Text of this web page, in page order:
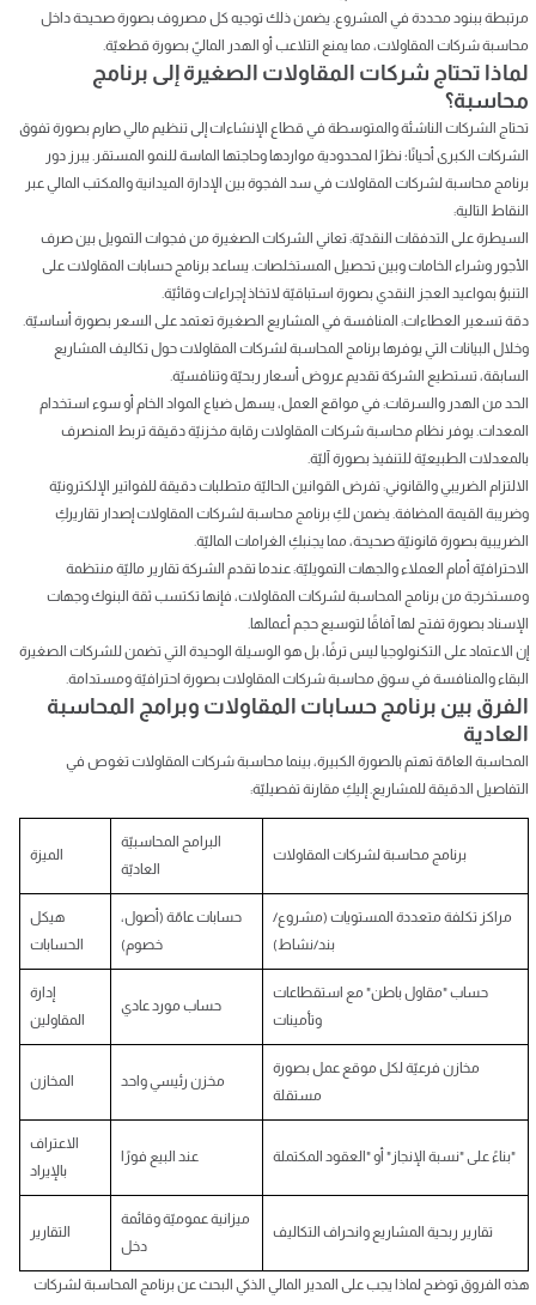
مرتبطة ببنود محددة في المشروع. يضمن ذلك توجيه كل مصروف بصورة صحيحة داخل
محاسبة شركات المقاولات، مما يمنع التلاعب أو الهدر الماليّ بصورة قطعيّة.
لماذا تحتاج شركات المقاولات الصغيرة إلى برنامج
محاسبة؟
تحتاج الشركات الناشئة والمتوسطة في قطاع الإنشاءات إلى تنظيم مالي صارم بصورة تفوق
الشركات الكبرى أحيانًا؛ نظرًا لمحدودية مواردها وحاجتها الماسة للنمو المستقر. يبرز دور
برنامج محاسبة لشركات المقاولات في سد الفجوة بين الإدارة الميدانية والمكتب المالي عبر
النقاط التالية:
السيطرة على التدفقات النقديّة: تعاني الشركات الصغيرة من فجوات التمويل بين صرف
الأجور وشراء الخامات وبين تحصيل المستخلصات. يساعد برنامج حسابات المقاولات على
التنبؤ بمواعيد العجز النقدي بصورة استباقيّة لاتخاذ إجراءات وقائيّة.
دقة تسعير العطاءات: المنافسة في المشاريع الصغيرة تعتمد على السعر بصورة أساسيّة.
وخلال البيانات التي يوفرها برنامج المحاسبة لشركات المقاولات حول تكاليف المشاريع
السابقة، تستطيع الشركة تقديم عروض أسعار ربحيّة وتنافسيّة.
الحد من الهدر والسرقات: في مواقع العمل، يسهل ضياع المواد الخام أو سوء استخدام
المعدات. يوفر نظام محاسبة شركات المقاولات رقابة مخزنيّة دقيقة تربط المنصرف
بالمعدلات الطبيعيّة للتنفيذ بصورة آليّة.
الالتزام الضريبي والقانوني: تفرض القوانين الحاليّة متطلبات دقيقة للفواتير الإلكترونيّة
وضريبة القيمة المضافة. يضمن لكِ برنامج محاسبة لشركات المقاولات إصدار تقاريركِ
الضريبية بصورة قانونيّة صحيحة، مما يجنبكِ الغرامات الماليّة.
الاحترافيّة أمام العملاء والجهات التمويليّة: عندما تقدم الشركة تقارير ماليّة منتظمة
ومستخرجة من برنامج المحاسبة لشركات المقاولات، فإنها تكتسب ثقة البنوك وجهات
الإسناد بصورة تفتح لها آفاقًا لتوسيع حجم أعمالها.
إن الاعتماد على التكنولوجيا ليس ترفًا، بل هو الوسيلة الوحيدة التي تضمن للشركات الصغيرة
البقاء والمنافسة في سوق محاسبة شركات المقاولات بصورة احترافيّة ومستدامة.
الفرق بين برنامج حسابات المقاولات وبرامج المحاسبة
العادية
المحاسبة العامّة تهتم بالصورة الكبيرة، بينما محاسبة شركات المقاولات تغوص في
التفاصيل الدقيقة للمشاريع. إليكِ مقارنة تفصيليّة:
الميزة
البرامج المحاسبيّة
العاديّة
برنامج محاسبة لشركات المقاولات
هيكل
الحسابات
حسابات عامّة (أصول،
خصوم)
مراكز تكلفة متعددة المستويات (مشروع/
بند/نشاط)
إدارة
المقاولين
حساب مورد عادي
حساب "مقاول باطن" مع استقطاعات
وتأمينات
المخازن مخزن رئيسي واحد
مخازن فرعيّة لكل موقع عمل بصورة
مستقلة
الاعتراف
بالإيراد
عند البيع فورًا بناءً على "نسبة الإنجاز" أو "العقود المكتملة"
التقارير
ميزانية عموميّة وقائمة
دخل
تقارير ربحية المشاريع وانحراف التكاليف
هذه الفروق توضح لماذا يجب على المدير المالي الذكي البحث عن برنامج المحاسبة لشركات